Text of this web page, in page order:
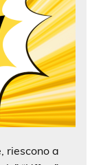
riescono a